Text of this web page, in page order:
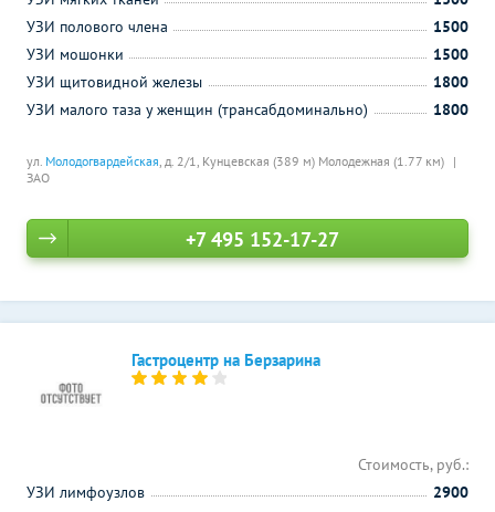
ул. Молодогвардейская, д. 2/1, Кунцевская (389 м) Молодежная (1.77 км)
ЗАО
УЗИ полового члена
1500
УЗИ мошонки
1500
УЗИ щитовидной железы
1800
УЗИ малого таза у женщин (трансабдоминально)
1800
+7 495 152-17-27
Гастроцентр на Берзарина
Стоимость, руб.:
УЗИ лимфоузлов
2900